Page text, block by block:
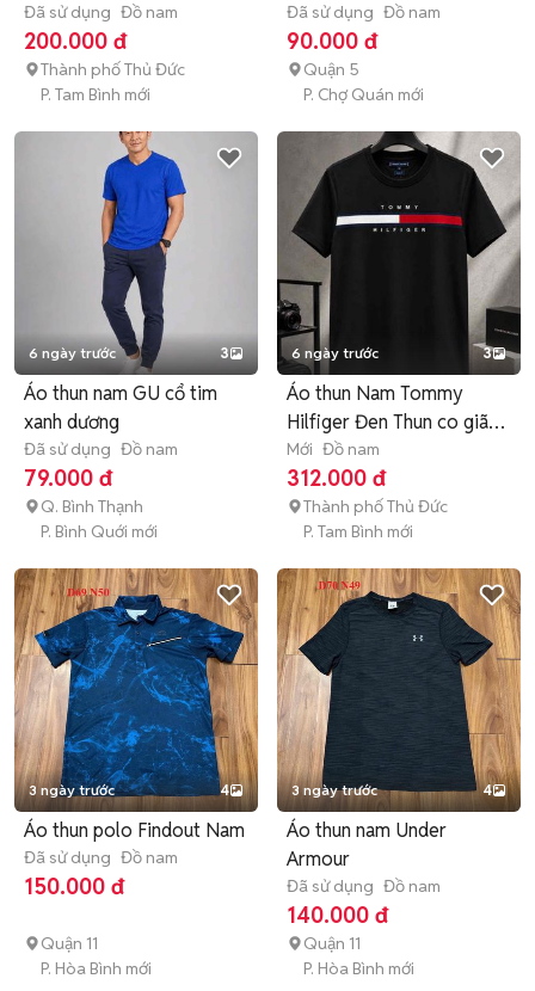
Đã sử dụng Đồ nam
200.000 đ
Thành phố Thủ Đức
P. Tam Bình mới
Đã sử dụng Đồ nam
90.000 đ
Quận 5
P. Chợ Quán mới
6 ngày trước 3
Áo thun nam GU cổ tim
xanh dương
Đã sử dụng Đồ nam
79.000 đ
Q. Bình Thạnh
P. Bình Quới mới
6 ngày trước 3
Áo thun Nam Tommy
Hilfiger Đen Thun co giãn
M
Mới Đồ nam
312.000 đ
Thành phố Thủ Đức
P. Tam Bình mới
3 ngày trước 4
Áo thun polo Findout Nam
Đã sử dụng Đồ nam
150.000 đ
Quận 11
P. Hòa Bình mới
3 ngày trước 4
Áo thun nam Under
Armour
Đã sử dụng Đồ nam
140.000 đ
Quận 11
P. Hòa Bình mới